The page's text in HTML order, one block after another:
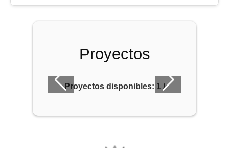
Proyectos
Proyectos disponibles: 1/